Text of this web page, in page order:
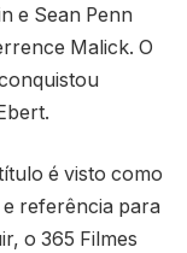
e Sean Penn
Malick. O
é visto como
referência para
o 365 Filmes